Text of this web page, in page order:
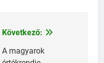
Következő:
A magyarok